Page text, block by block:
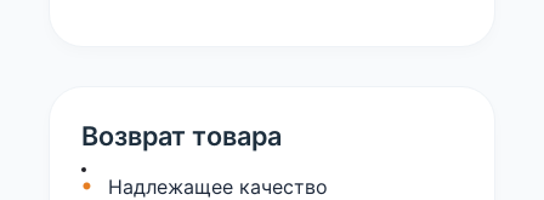
Возврат товара
Надлежащее качество